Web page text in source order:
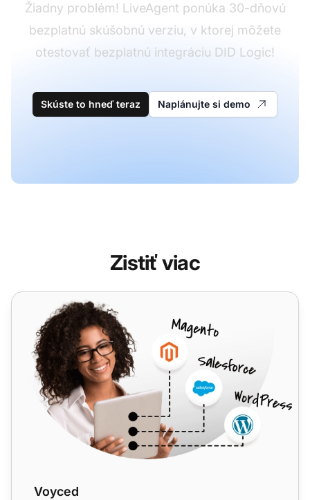
Žiadny problém! LiveAgent ponúka 30-dňovú
bezplatnú skúšobnú verziu, v ktorej môžete
otestovať bezplatnú integráciu DID Logic!
Skúste to hneď teraz Naplánujte si demo
Zistiť viac
Voyced
Voyced